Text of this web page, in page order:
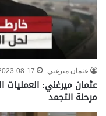
عثمان ميرغني 08-17
عثمان ميرغني:
مرحلة التجمد